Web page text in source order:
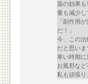
薬の効果
量も減少し
「副作用
だ！」
今、この治
だと思いま
寒い時期に
お風邪など
私も頑張